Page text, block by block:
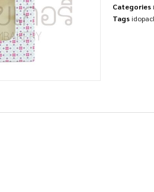
Categories
Tags